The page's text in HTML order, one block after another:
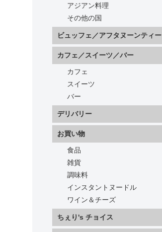
アジアン料理
その他の国
ビュッフェ／アフタヌーンティー
カフェ／スイーツ／バー
カフェ
スイーツ
バー
デリバリー
お買い物
食品
雑貨
調味料
インスタントヌードル
ワイン＆チーズ
ちぇり's チョイス